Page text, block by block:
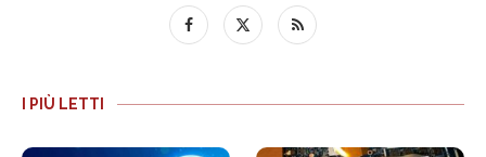
I PIÙ LETTI